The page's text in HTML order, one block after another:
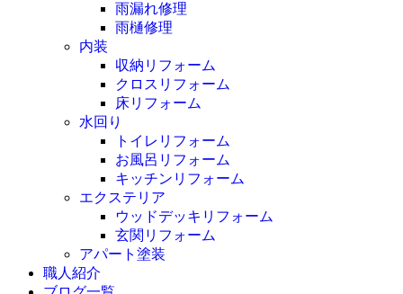
雨漏れ修理
雨樋修理
内装
収納リフォーム
クロスリフォーム
床リフォーム
水回り
トイレリフォーム
お風呂リフォーム
キッチンリフォーム
エクステリア
ウッドデッキリフォーム
玄関リフォーム
アパート塗装
職人紹介